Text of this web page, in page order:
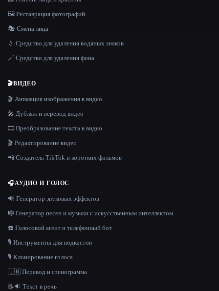
🖼️ Реставрация фотографий
🎭 Смена лица
💧 Средство для удаления водяных знаков
🪄 Средство для удаления фона
🎬ВИДЕО
🎬 Анимация изображения в видео
🎤 Дубляж и перевод видео
🎞️ Преобразование текста в видео
🎬 Редактирование видео
📲 Создатель TikTok и коротких фильмов
🎧АУДИО И ГОЛОС
🔊 Генератор звуковых эффектов
🎼 Генератор песен и музыки с искусственным интеллектом
☎️ Голосовой агент и телефонный бот
🎙️ Инструменты для подкастов
🎙️ Клонирование голоса
🇺🇳 Перевод и стенограмма
📝🔉 Текст в речь